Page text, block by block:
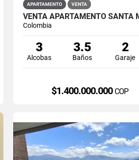
APARTAMENTO VENTA
Colombia
3
Alcobas
3.5
Baños
2
Garaje
$1.400.000.000 COP